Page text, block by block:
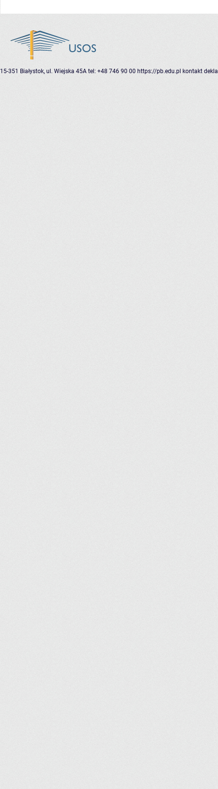
15-351 Białystok, ul. Wiejska 45A tel: +48 746 90 00 https://pb.edu.pl kontakt